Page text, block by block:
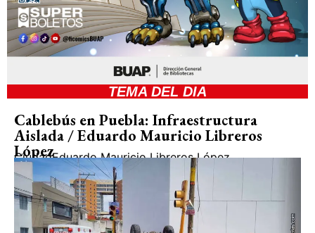
TEMA DEL DIA
Cablebús en Puebla: Infraestructura
Aislada / Eduardo Mauricio Libreros
López
CiudadEduardo Mauricio Libreros López